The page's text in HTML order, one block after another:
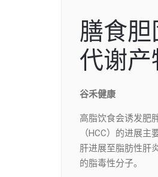
膳食
代谢
谷禾健康
高脂饮食会诱发肥
（HCC）的进展
肝进展至脂肪性肝
的脂毒性分子。